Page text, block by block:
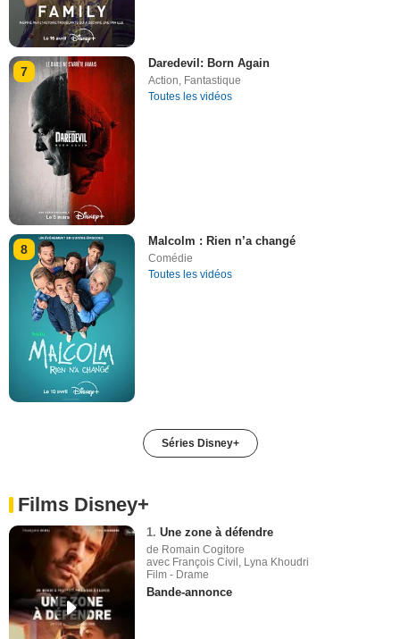
7
Daredevil: Born Again
Action, Fantastique
Toutes les vidéos
8
Malcolm : Rien n’a changé
Comédie
Toutes les vidéos
Séries Disney+
Films Disney+
1. Une zone à défendre
de Romain Cogitore
avec François Civil, Lyna Khoudri
Film - Drame
Bande-annonce